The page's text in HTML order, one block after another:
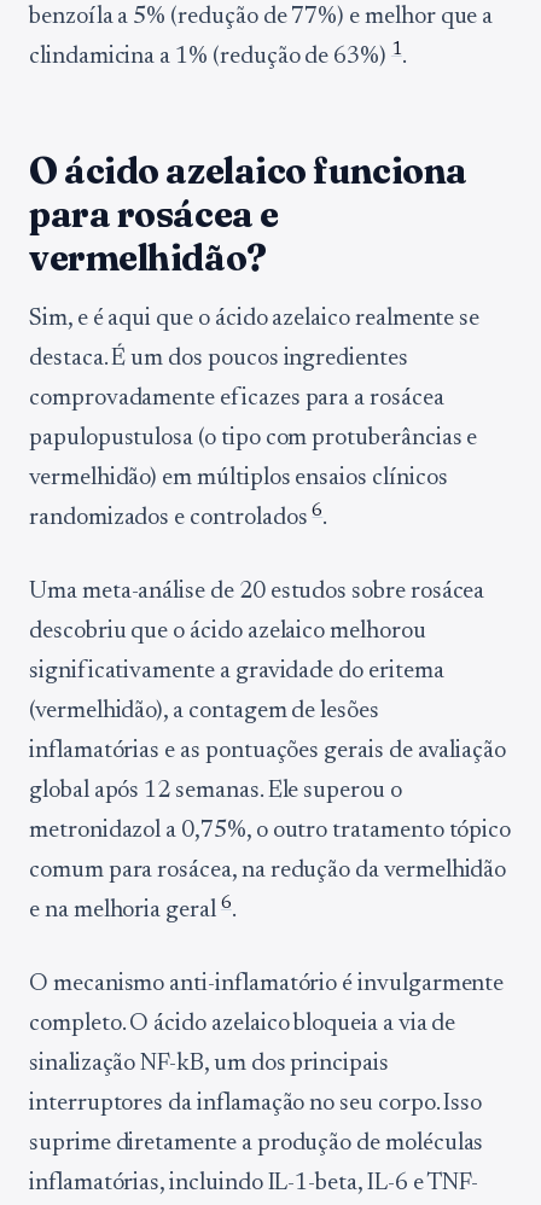
benzoíla a 5% (redução de 77%) e melhor que a
clindamicina a 1% (redução de 63%) 1.
O ácido azelaico funciona
para rosácea e
vermelhidão?
Sim, e é aqui que o ácido azelaico realmente se
destaca. É um dos poucos ingredientes
comprovadamente eficazes para a rosácea
papulopustulosa (o tipo com protuberâncias e
vermelhidão) em múltiplos ensaios clínicos
randomizados e controlados6.
Uma meta-análise de 20 estudos sobre rosácea
descobriu que o ácido azelaico melhorou
significativamente a gravidade do eritema
(vermelhidão), a contagem de lesões
inflamatórias e as pontuações gerais de avaliação
global após 12 semanas. Ele superou o
metronidazol a 0,75%, o outro tratamento tópico
comum para rosácea, na redução da vermelhidão
e na melhoria geral 6.
O mecanismo anti-inflamatório é invulgarmente
completo. O ácido azelaico bloqueia a via de
sinalização NF-kB, um dos principais
interruptores da inflamação no seu corpo. Isso
suprime diretamente a produção de moléculas
inflamatórias, incluindo IL-1-beta, IL-6 e TNF-